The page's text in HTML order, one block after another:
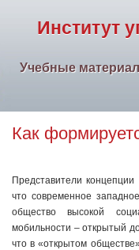
Институт
Учебные
Как
Представители
что современное
общество высокой
мобильности – открытый
что в «открытом